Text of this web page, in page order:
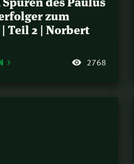
zum
Teil 2 | Norbert
2768